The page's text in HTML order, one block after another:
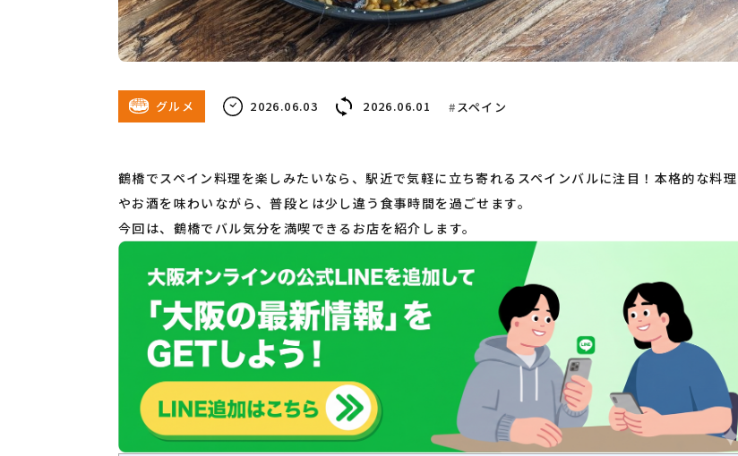
グルメ 2026.06.03 2026.06.01 スペイン
鶴橋でスペイン料理を楽しみたいなら、駅近で気軽に立ち寄れるスペインバルに注目！本格的な料理
やお酒を味わいながら、普段とは少し違う食事時間を過ごせます。
今回は、鶴橋でバル気分を満喫できるお店を紹介します。